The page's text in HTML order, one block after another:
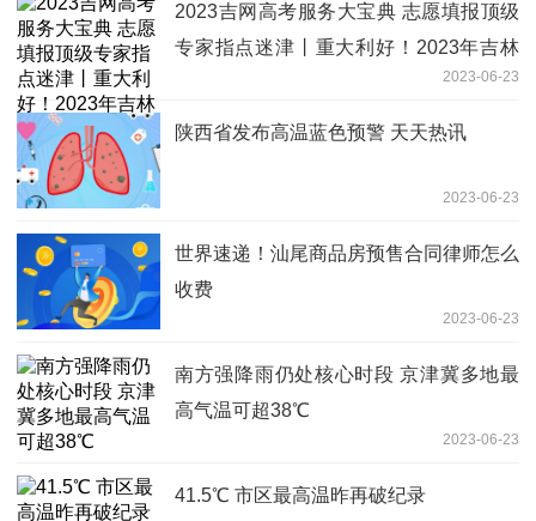
2023吉网高考服务大宝典 志愿填报顶级
专家指点迷津丨重大利好！2023年吉林
2023-06-23
陕西省发布高温蓝色预警 天天热讯
2023-06-23
世界速递！汕尾商品房预售合同律师怎么
收费
2023-06-23
南方强降雨仍处核心时段 京津冀多地最
高气温可超38℃
2023-06-23
41.5℃ 市区最高温昨再破纪录